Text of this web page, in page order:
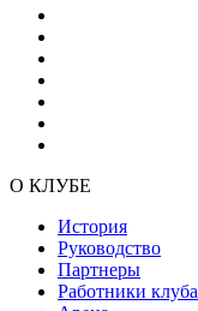
О КЛУБЕ
История
Руководство
Партнеры
Работники клуба